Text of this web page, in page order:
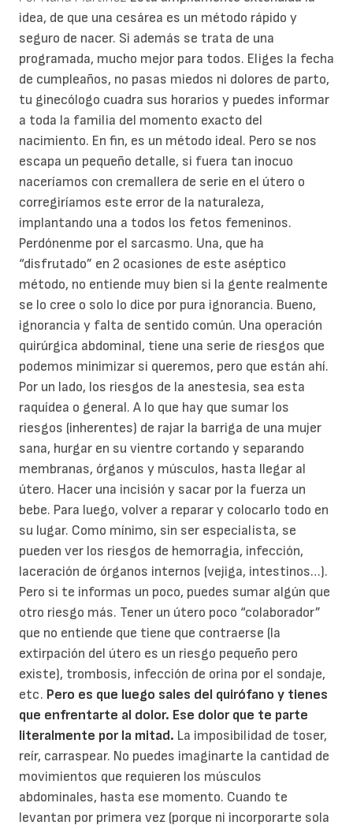
idea, de que una cesárea es un método rápido y
seguro de nacer. Si además se trata de una
programada, mucho mejor para todos. Eliges la fecha
de cumpleaños, no pasas miedos ni dolores de parto,
tu ginecólogo cuadra sus horarios y puedes informar
a toda la familia del momento exacto del
nacimiento. En fin, es un método ideal. Pero se nos
escapa un pequeño detalle, si fuera tan inocuo
naceríamos con cremallera de serie en el útero o
corregiríamos este error de la naturaleza,
implantando una a todos los fetos femeninos.
Perdónenme por el sarcasmo. Una, que ha
“disfrutado” en 2 ocasiones de este aséptico
método, no entiende muy bien si la gente realmente
se lo cree o solo lo dice por pura ignorancia. Bueno,
ignorancia y falta de sentido común. Una operación
quirúrgica abdominal, tiene una serie de riesgos que
podemos minimizar si queremos, pero que están ahí.
Por un lado, los riesgos de la anestesia, sea esta
raquídea o general. A lo que hay que sumar los
riesgos (inherentes) de rajar la barriga de una mujer
sana, hurgar en su vientre cortando y separando
membranas, órganos y músculos, hasta llegar al
útero. Hacer una incisión y sacar por la fuerza un
bebe. Para luego, volver a reparar y colocarlo todo en
su lugar. Como mínimo, sin ser especialista, se
pueden ver los riesgos de hemorragia, infección,
laceración de órganos internos (vejiga, intestinos…).
Pero si te informas un poco, puedes sumar algún que
otro riesgo más. Tener un útero poco “colaborador”
que no entiende que tiene que contraerse (la
extirpación del útero es un riesgo pequeño pero
existe), trombosis, infección de orina por el sondaje,
etc. Pero es que luego sales del quirófano y tienes
que enfrentarte al dolor. Ese dolor que te parte
literalmente por la mitad. La imposibilidad de toser,
reír, carraspear. No puedes imaginarte la cantidad de
movimientos que requieren los músculos
abdominales, hasta ese momento. Cuando te
levantan por primera vez (porque ni incorporarte sola